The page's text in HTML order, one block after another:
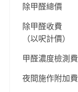
除甲醛總價
除甲醛收費
（以呎計價）
甲醛濃度檢測費
夜間施作附加費